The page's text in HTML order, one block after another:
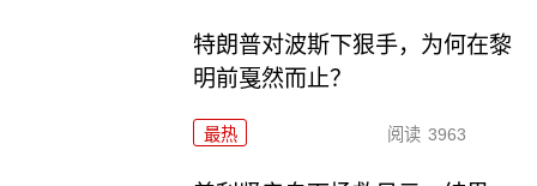
特朗普对波斯下狠手，为何在黎
明前戛然而止？
最热 阅读 3963